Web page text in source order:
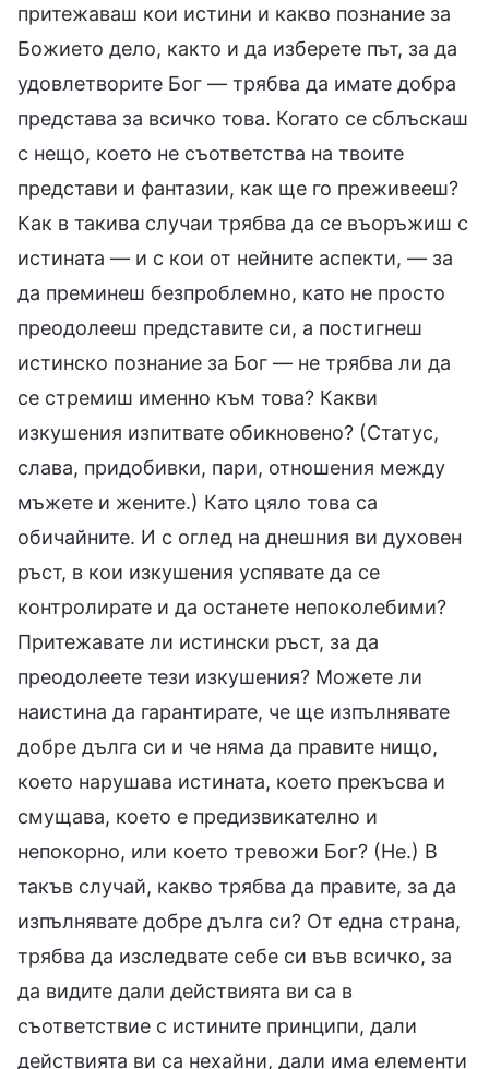
притежаваш кои истини и какво познание за
Божието дело, както и да изберете път, за да
удовлетворите Бог — трябва да имате добра
представа за всичко това. Когато се сблъскаш
с нещо, което не съответства на твоите
представи и фантазии, как ще го преживееш?
Как в такива случаи трябва да се въоръжиш с
истината — и с кои от нейните аспекти, — за
да преминеш безпроблемно, като не просто
преодолееш представите си, а постигнеш
истинско познание за Бог — не трябва ли да
се стремиш именно към това? Какви
изкушения изпитвате обикновено? (Статус,
слава, придобивки, пари, отношения между
мъжете и жените.) Като цяло това са
обичайните. И с оглед на днешния ви духовен
ръст, в кои изкушения успявате да се
контролирате и да останете непоколебими?
Притежавате ли истински ръст, за да
преодолеете тези изкушения? Можете ли
наистина да гарантирате, че ще изпълнявате
добре дълга си и че няма да правите нищо,
което нарушава истината, което прекъсва и
смущава, което е предизвикателно и
непокорно, или което тревожи Бог? (Не.) В
такъв случай, какво трябва да правите, за да
изпълнявате добре дълга си? От една страна,
трябва да изследвате себе си във всичко, за
да видите дали действията ви са в
съответствие с истините принципи, дали
действията ви са нехайни, дали има елементи